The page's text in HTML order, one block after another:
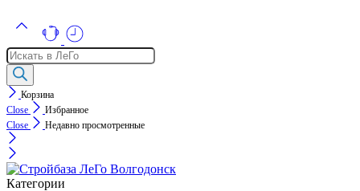
Поиск
товаров
Корзина
Close
Избранное
Close
Недавно просмотренные
Категории